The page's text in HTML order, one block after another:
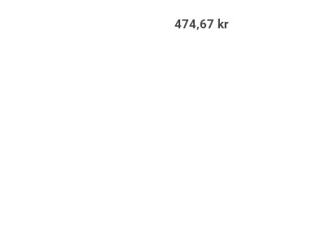
Betygsatt
5.00
474,67 kr